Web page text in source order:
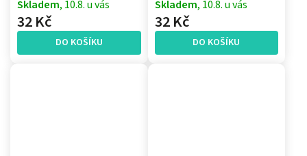
Skladem, 10.8. u vás
32 Kč
DO KOŠÍKU
Skladem, 10.8. u vás
32 Kč
DO KOŠÍKU